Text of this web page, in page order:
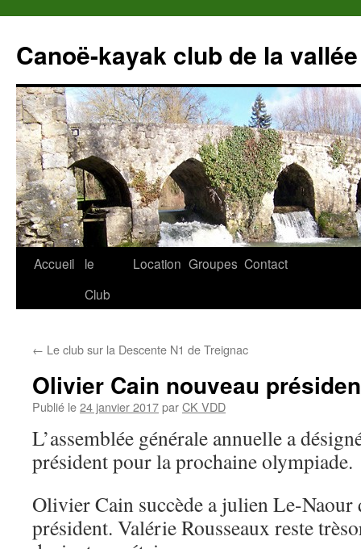
Canoë-kayak club de la
Accueil
le
Club
Location Groupes Contact
← Le club sur la Descente N1 de Treignac
Olivier Cain nouveau
Publié le24 janvier 2017parCK VDD
L’assemblée générale annuelle a
président pour la prochaine olympiade.
Olivier Cain succède a julien Le-
président. Valérie Rousseaux reste